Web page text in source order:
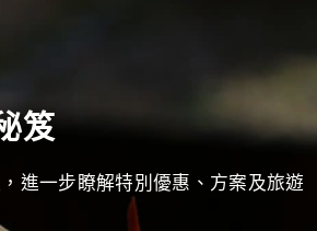
笈
進一步瞭解特別優惠、方案及旅遊